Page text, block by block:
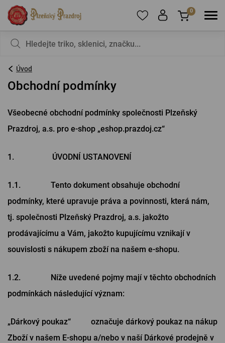
registrujte
E-mail: *
Heslo:
PŘIHLÁSIT SE
Nová registrace
PŘIHLÁSIT PŘES FACEBOOK
PŘIHLÁSIT PŘES GOOGLE
PŘIHLÁSIT PŘES APPLE
0
Úvod
Obchodní podmínky
Všeobecné obchodní podmínky společnosti Plzeňský
Prazdroj, a.s. pro e-shop „eshop.prazdoj.cz“
1. ÚVODNÍ USTANOVENÍ
1.1. Tento dokument obsahuje obchodní
podmínky, které upravuje práva a povinnosti, která nám,
tj. společnosti Plzeňský Prazdroj, a.s. jakožto
prodávajícímu a Vám, jakožto kupujícímu vznikají v
souvislosti s nákupem zboží na našem e-shopu.
1.2. Níže uvedené pojmy mají v těchto obchodních
podmínkách následující význam:
„Dárkový poukaz“ označuje dárkový poukaz na nákup
Zboží v našem E-shopu a/nebo v naší Dárkové prodejně v